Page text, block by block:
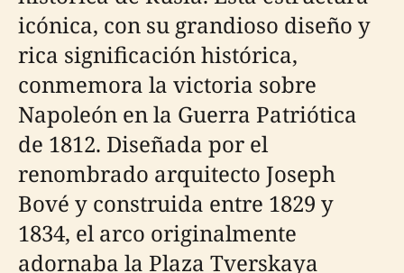
icónica, con su grandioso diseño y
rica significación histórica,
conmemora la victoria sobre
Napoleón en la Guerra Patriótica
de 1812. Diseñada por el
renombrado arquitecto Joseph
Bové y construida entre 1829 y
1834, el arco originalmente
adornaba la Plaza Tverskaya